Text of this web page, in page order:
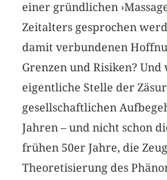
einer gründlichen
Zeitalters gesprochen
damit verbundenen
Grenzen und Risiken?
eigentliche Stelle der
gesellschaftlichen
Jahren – und nicht schon
frühen 50er Jahre, die
Theoretisierung des